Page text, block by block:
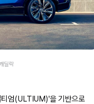
딜락
엄(ULTIUM)'을 기반으로